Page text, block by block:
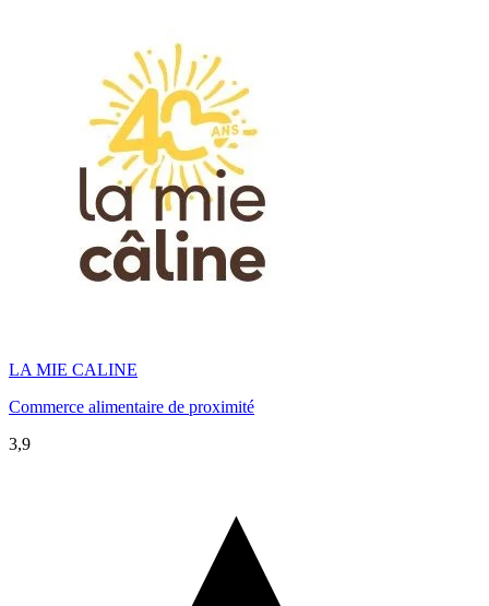
LA MIE CALINE
Commerce alimentaire de proximité
3,9